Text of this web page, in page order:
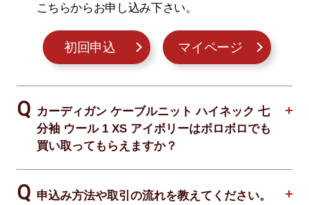
こちらからお申し込み下さい。
初回申込 マイページ
カーディガン ケーブルニット ハイネック 七
分袖 ウール 1 XS アイボリーはボロボロでも
買い取ってもらえますか？
申込み方法や取引の流れを教えてください。